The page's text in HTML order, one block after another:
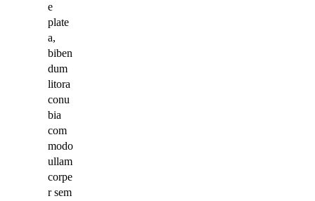
e
plate
a,
biben
dum
litora
conu
bia
com
modo
ullam
corpe
r sem